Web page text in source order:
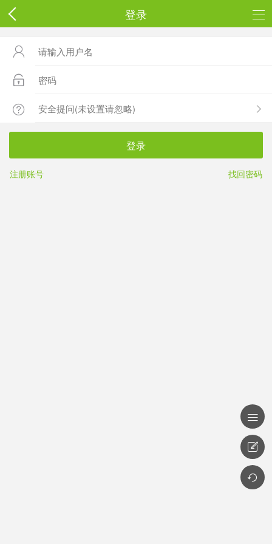
登录



登录
注册账号 找回密码


